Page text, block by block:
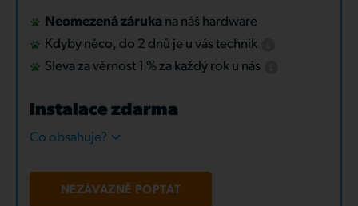
Neomezená záruka na náš hardware
Kdyby něco, do 2 dnů je u vás technik
Sleva za věrnost 1 % za každý rok u nás
Instalace zdarma
Co obsahuje?
NEZÁVAZNĚ POPTAT